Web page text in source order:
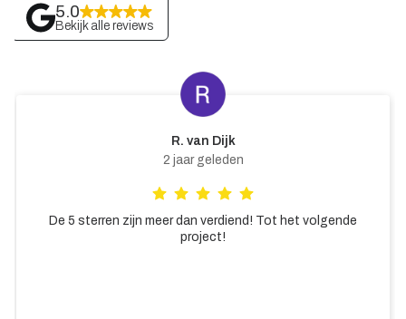
5.0
Bekijk alle reviews
E. Vree
24 dagen geleden
Zeer plezierig en nauwkeurig. Alle medewerkers denken
mee en zijn beleefd. Prachtig strakke deur geplaatst die